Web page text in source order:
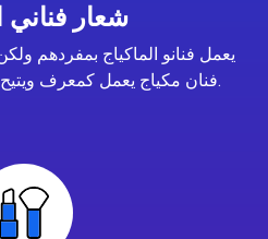
شعار فناني
يعمل فنانو الماكياج بمفردهم
فنان مكياج يعمل كمعرف ويتيح للأشخاص معرفة عملهم.